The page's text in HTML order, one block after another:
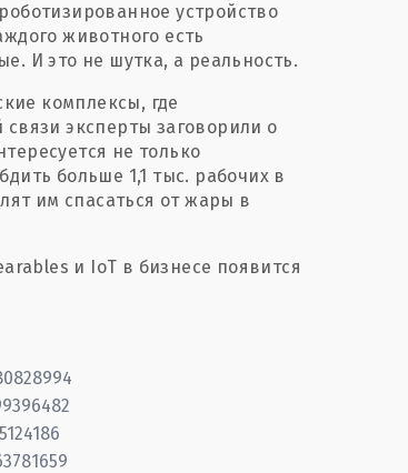
устройство
животного есть
И это не шутка, а реальность.
комплексы, где
эксперты заговорили о
не только
больше 1,1 тыс. рабочих в
им спасаться от жары в
и IoT в бизнесе появится